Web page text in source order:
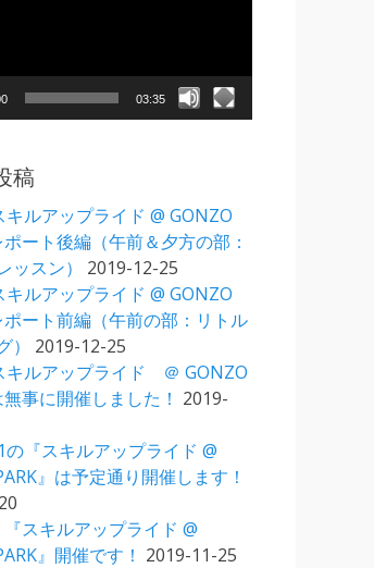
03:35
稿
ルアップライド @ GONZO
ポート後編（午前＆夕方の部：
ッスン）
2019-12-25
ルアップライド @ GONZO
ポート前編（午前の部：リトル
2019-12-25
キルアップライド ＠ GONZO
事に開催しました！ 2019-
『スキルアップライド @
』は予定通り開催します！
スキルアップライド @
』開催です！ 2019-11-25